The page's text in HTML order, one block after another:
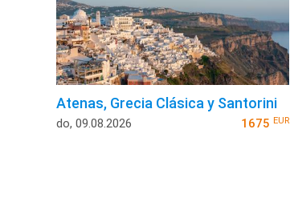
Atenas, Grecia Clásica y Santorini
do, 09.08.2026 1675 EUR